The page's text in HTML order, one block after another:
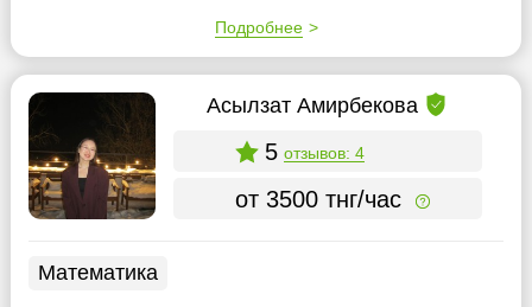
Подробнее
Асылзат Амирбекова
5 отзывов: 4
от 3500 тнг/час
Математика